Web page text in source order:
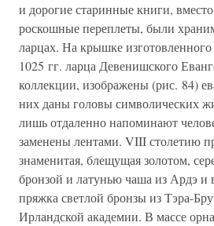
и дорогие старинные книги,
роскошные переплеты, были
ларцах. На крышке
1025 гг. ларца Девенишского
коллекции, изображены (рис. 84)
них даны головы символических
лишь отдаленно напоминают
заменены лентами. VIII столетию
знаменитая, блещущая золотом,
бронзой и латунью чаша из Ардэ и
пряжка светлой бронзы из Тэра-
Ирландской академии. В массе